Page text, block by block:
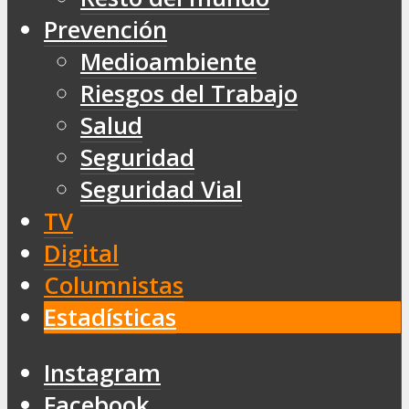
Prevención
Medioambiente
Riesgos del Trabajo
Salud
Seguridad
Seguridad Vial
TV
Digital
Columnistas
Estadísticas
Instagram